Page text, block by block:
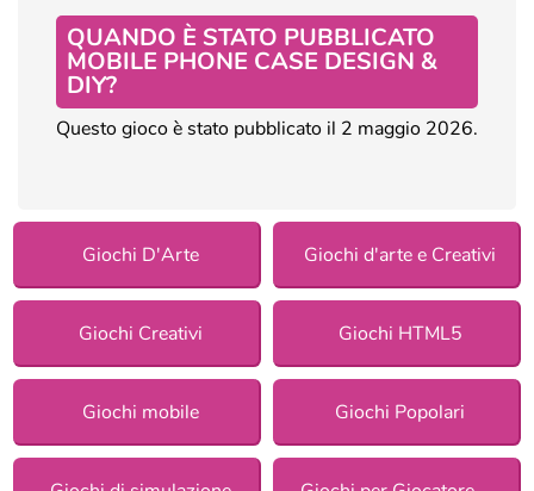
QUANDO È STATO PUBBLICATO
MOBILE PHONE CASE DESIGN &
DIY?
Questo gioco è stato pubblicato il 2 maggio 2026.
Giochi D'Arte Giochi d'arte e Creativi
Giochi Creativi Giochi HTML5
Giochi mobile Giochi Popolari